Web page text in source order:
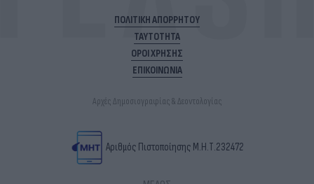
ΠΟΛΙΤΙΚΗ ΑΠΟΡΡΗΤΟΥ
ΤΑΥΤΟΤΗΤΑ
ΟΡΟΙ ΧΡΗΣΗΣ
ΕΠΙΚΟΙΝΩΝΙΑ
Αρχές Δημοσιογραφίας & Δεοντολογίας
Αριθμός Πιστοποίησης Μ.Η.Τ.232472